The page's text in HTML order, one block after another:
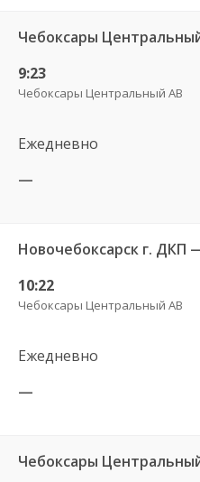
9:23
Чебоксары Центральный АВ
Ежедневно
—
10:22
Чебоксары Центральный АВ
Ежедневно
—